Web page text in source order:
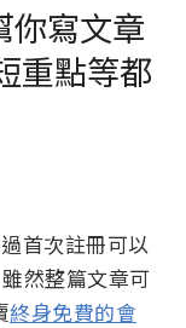
你寫文章
重點等都
首次註冊可以
然整篇文章可
終身免費的會